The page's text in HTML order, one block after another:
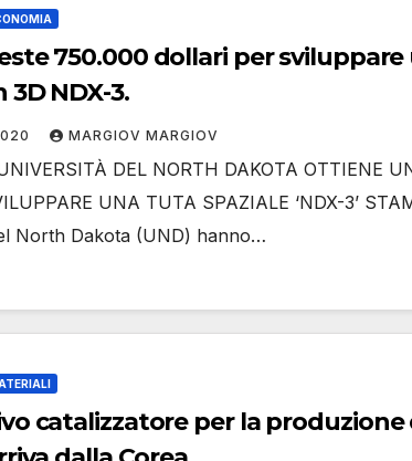
dollari per sviluppare una tuta spaziale
NDX-3.
MARGIOV MARGIOV
DEL NORTH DAKOTA OTTIENE
UNA TUTA SPAZIALE ‘NDX-3’
North Dakota (UND) hanno…
catalizzatore per la